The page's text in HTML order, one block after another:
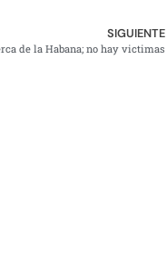
SIGUIENTE
de la Habana; no hay victimas